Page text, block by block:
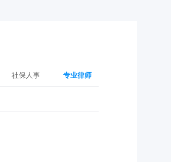
社保人事 专业律师